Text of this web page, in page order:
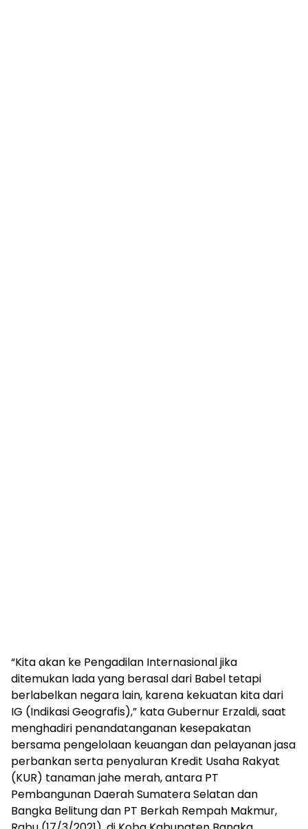
“Kita akan ke Pengadilan Internasional jika
ditemukan lada yang berasal dari Babel tetapi
berlabelkan negara lain, karena kekuatan kita dari
IG (Indikasi Geografis),” kata Gubernur Erzaldi, saat
menghadiri penandatanganan kesepakatan
bersama pengelolaan keuangan dan pelayanan jasa
perbankan serta penyaluran Kredit Usaha Rakyat
(KUR) tanaman jahe merah, antara PT
Pembangunan Daerah Sumatera Selatan dan
Bangka Belitung dan PT Berkah Rempah Makmur,